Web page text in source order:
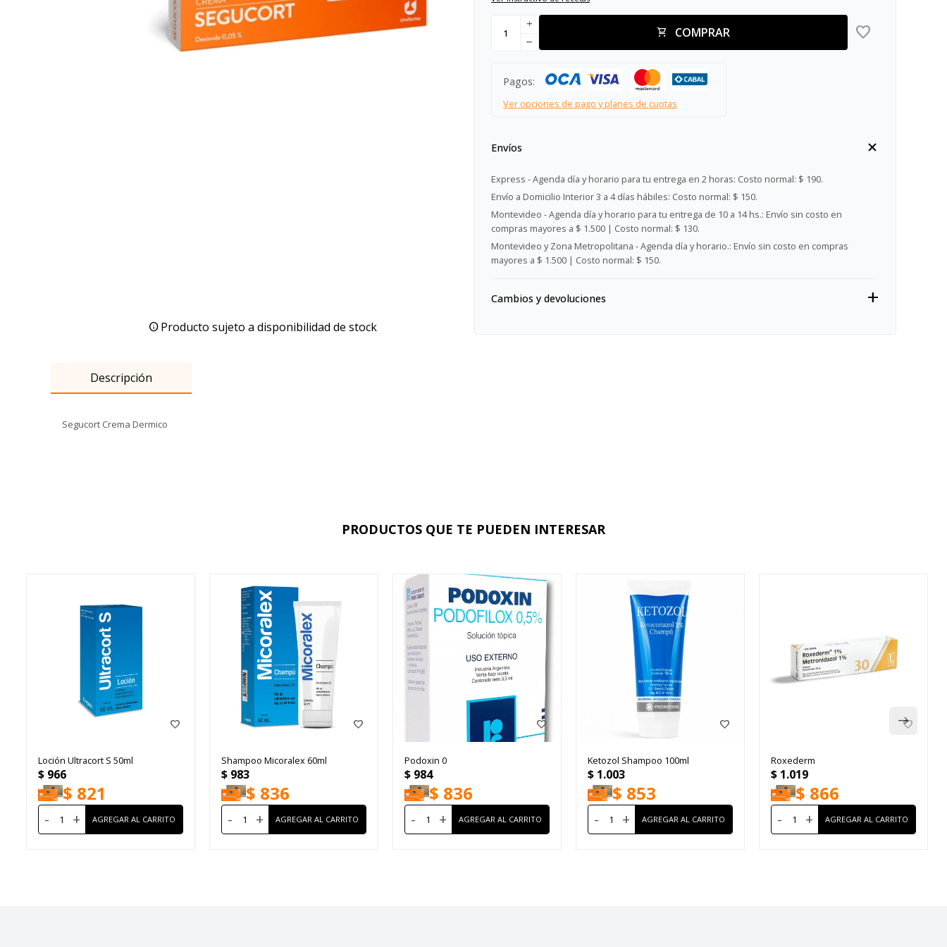
Producto sujeto a disponibilidad de stock
COMPRAR
add
remove
Pagos:
Ver opciones de pago y planes de cuotas
Envíos
Express - Agenda día y horario para tu entrega en 2 horas: Costo normal: $ 190.
Envío a Domicilio Interior 3 a 4 días hábiles: Costo normal: $ 150.
Montevideo - Agenda día y horario para tu entrega de 10 a 14 hs.: Envío sin costo en
compras mayores a $ 1.500 | Costo normal: $ 130.
Montevideo y Zona Metropolitana - Agenda día y horario.: Envío sin costo en compras
mayores a $ 1.500 | Costo normal: $ 150.
Cambios y devoluciones
Descripción
Segucort Crema Dermico
PRODUCTOS QUE TE PUEDEN INTERESAR
Loción Ultracort S 50ml
$ 966
$ 821
- +
Shampoo Micoralex 60ml
$ 983
$ 836
- +
Podoxin 0
$ 984
$ 836
- +
Ketozol Shampoo 100ml
$ 1.003
$ 853
- +
Roxederm
$ 1.019
$ 866
- +